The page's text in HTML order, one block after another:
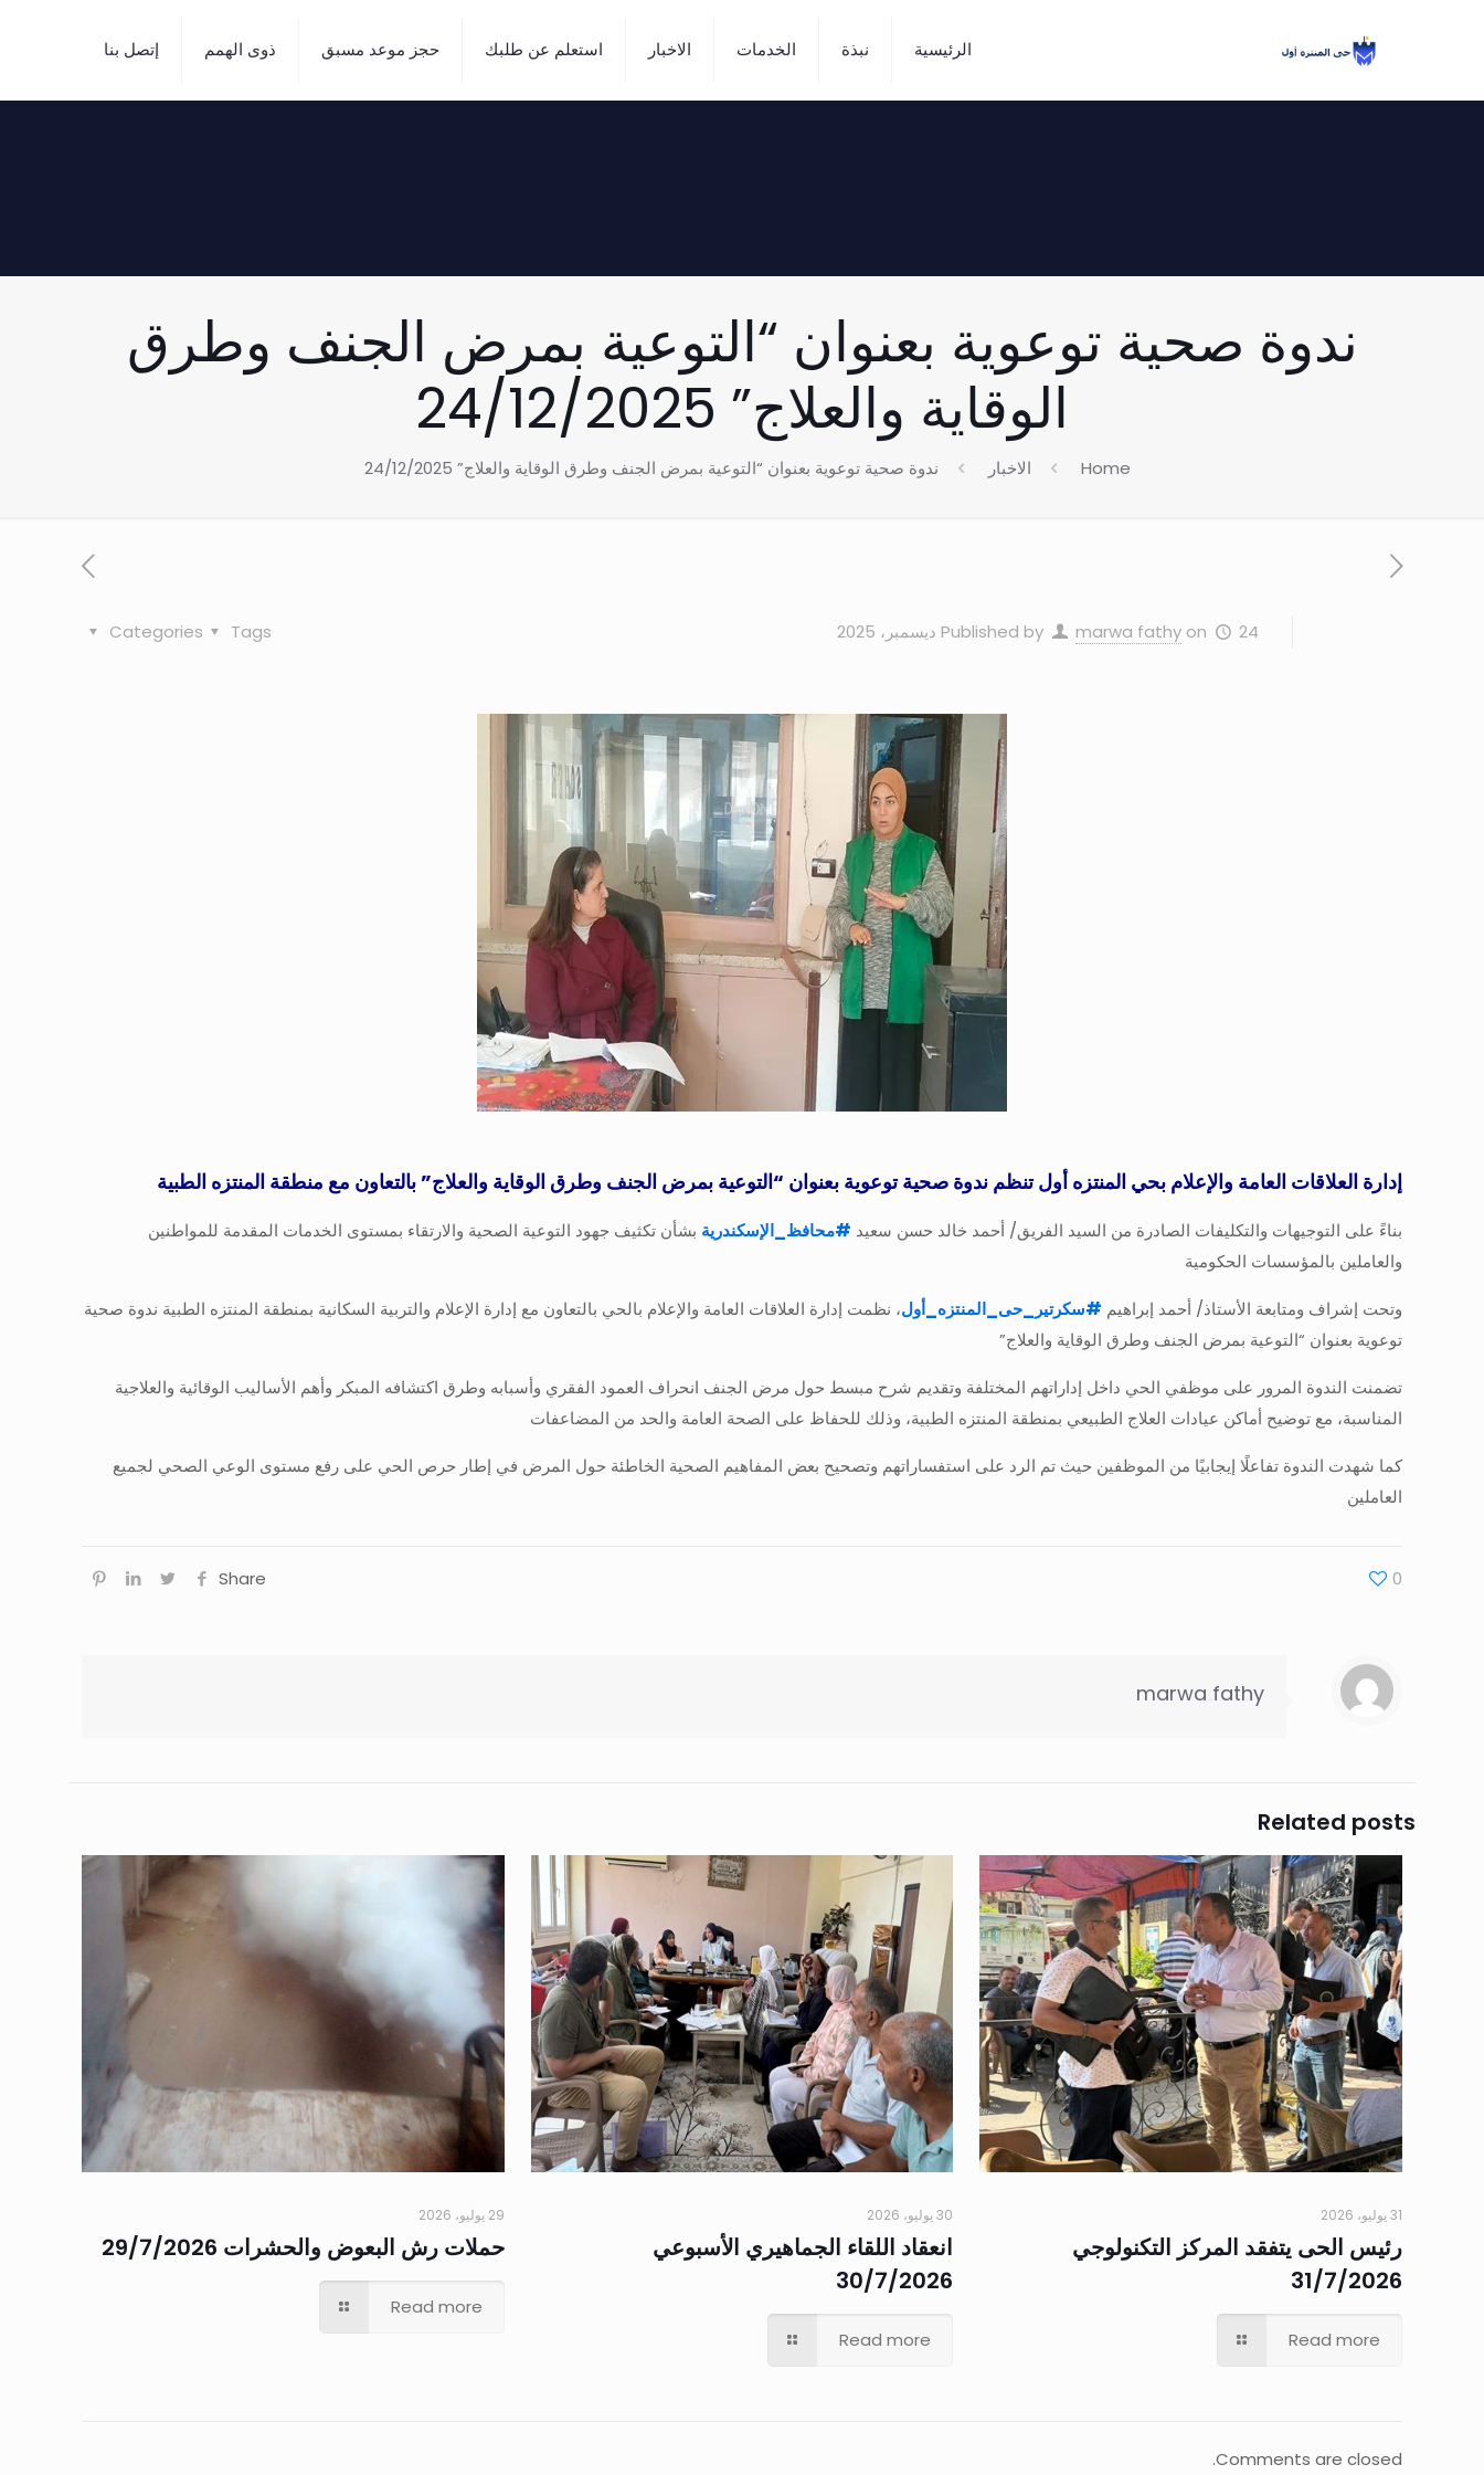
الرئيسية نبذة الخدمات الاخبار استعلم عن طلبك حجز موعد مسبق ذوى الهمم إتصل بنا
ندوة صحية توعوية بعنوان “التوعية بمرض الجنف وطرق
الوقاية والعلاج” 24/12/2025
Home الاخبار ندوة صحية توعوية بعنوان “التوعية بمرض الجنف وطرق الوقاية والعلاج” 24/12/2025
Published by marwa fathy on 24 ديسمبر، 2025 Categories Tags
إدارة العلاقات العامة والإعلام بحي المنتزه أول تنظم ندوة صحية توعوية بعنوان “التوعية بمرض الجنف وطرق الوقاية والعلاج” بالتعاون مع منطقة المنتزه الطبية
بناءً على التوجيهات والتكليفات الصادرة من السيد الفريق/ أحمد خالد حسن سعيد #محافظ_الإسكندرية بشأن تكثيف جهود التوعية الصحية والارتقاء بمستوى الخدمات المقدمة للمواطنين
والعاملين بالمؤسسات الحكومية
وتحت إشراف ومتابعة الأستاذ/ أحمد إبراهيم #سكرتير_حى_المنتزه_أول، نظمت إدارة العلاقات العامة والإعلام بالحي بالتعاون مع إدارة الإعلام والتربية السكانية بمنطقة المنتزه الطبية ندوة صحية
توعوية بعنوان “التوعية بمرض الجنف وطرق الوقاية والعلاج”
تضمنت الندوة المرور على موظفي الحي داخل إداراتهم المختلفة وتقديم شرح مبسط حول مرض الجنف انحراف العمود الفقري وأسبابه وطرق اكتشافه المبكر وأهم الأساليب الوقائية والعلاجية
المناسبة، مع توضيح أماكن عيادات العلاج الطبيعي بمنطقة المنتزه الطبية، وذلك للحفاظ على الصحة العامة والحد من المضاعفات
كما شهدت الندوة تفاعلًا إيجابيًا من الموظفين حيث تم الرد على استفساراتهم وتصحيح بعض المفاهيم الصحية الخاطئة حول المرض في إطار حرص الحي على رفع مستوى الوعي الصحي لجميع
العاملين
Share 0
marwa fathy
Related posts
31 يوليو، 2026
رئيس الحى يتفقد المركز التكنولوجي
31/7/2026
Read more
30 يوليو، 2026
انعقاد اللقاء الجماهيري الأسبوعي
30/7/2026
Read more
29 يوليو، 2026
حملات رش البعوض والحشرات 29/7/2026
Read more
Comments are closed.